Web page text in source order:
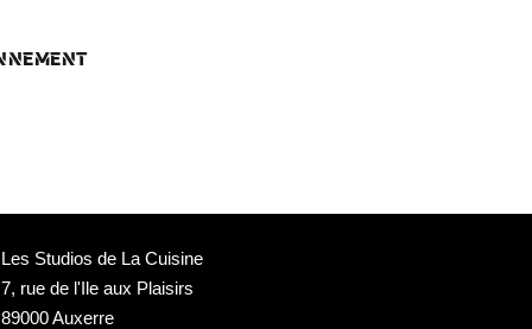
Les Studios de La Cuisine
7, rue de l'Ile aux Plaisirs
89000 Auxerre